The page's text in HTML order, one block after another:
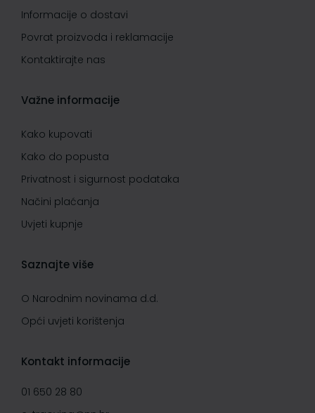
Informacije o dostavi
Povrat proizvoda i reklamacije
Kontaktirajte nas
Važne informacije
Kako kupovati
Kako do popusta
Privatnost i sigurnost podataka
Načini plaćanja
Uvjeti kupnje
Saznajte više
O Narodnim novinama d.d.
Opći uvjeti korištenja
Kontakt informacije
01 650 28 80